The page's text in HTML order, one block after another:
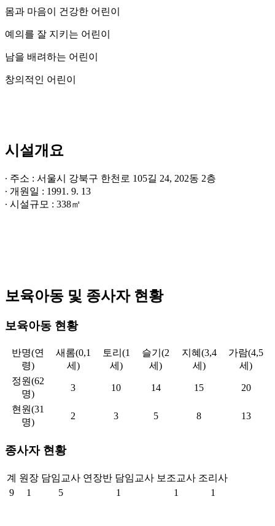
몸과 마음이 건강한 어린이
예의를 잘 지키는 어린이
남을 배려하는 어린이
창의적인 어린이
시설개요
∙ 주소 : 서울시 강북구 한천로 105길 24, 202동 2층
∙ 개원일 : 1991. 9. 13
∙ 시설규모 : 338㎡
보육아동 및 종사자 현황
보육아동 현황
반명(연
령)
새롬(0,1
세)
토리(1
세)
슬기(2
세)
지혜(3,4
세)
가람(4,5
세)
정원(62
명)
3 10 14 15 20
현원(31
명)
2 3 5 8 13
종사자 현황
계 원장 담임교사 연장반 담임교사 보조교사 조리사
9
1 5 1 1 1